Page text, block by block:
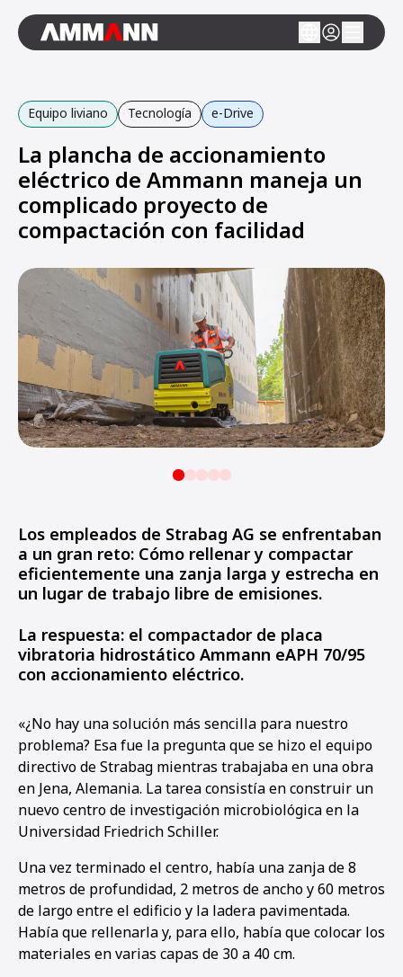
Equipo liviano Tecnología e-Drive
La plancha de accionamiento
eléctrico de Ammann maneja un
complicado proyecto de
compactación con facilidad
Los empleados de Strabag AG se enfrentaban
a un gran reto: Cómo rellenar y compactar
eficientemente una zanja larga y estrecha en
un lugar de trabajo libre de emisiones.
La respuesta: el compactador de placa
vibratoria hidrostático Ammann eAPH 70/95
con accionamiento eléctrico.
«¿No hay una solución más sencilla para nuestro
problema? Esa fue la pregunta que se hizo el equipo
directivo de Strabag mientras trabajaba en una obra
en Jena, Alemania. La tarea consistía en construir un
nuevo centro de investigación microbiológica en la
Universidad Friedrich Schiller.
Una vez terminado el centro, había una zanja de 8
metros de profundidad, 2 metros de ancho y 60 metros
de largo entre el edificio y la ladera pavimentada.
Había que rellenarla y, para ello, había que colocar los
materiales en varias capas de 30 a 40 cm.